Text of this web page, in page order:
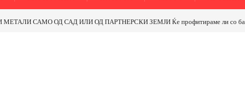
САМО ОД САД ИЛИ ОД ПАРТНЕРСКИ ЗЕМЈИ Ќе профитираме ли со